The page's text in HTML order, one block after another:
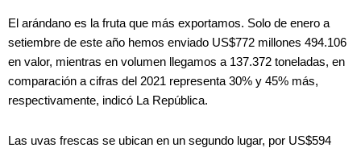
El arándano es la fruta que más exportamos. Solo de enero a
setiembre de este año hemos enviado US$772 millones 494.106
en valor, mientras en volumen llegamos a 137.372 toneladas, en
comparación a cifras del 2021 representa 30% y 45% más,
respectivamente, indicó La República.
Las uvas frescas se ubican en un segundo lugar, por US$594